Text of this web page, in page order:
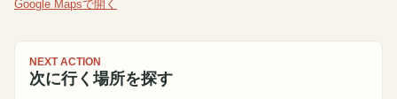
Google Mapsで開く
NEXT ACTION
次に行く場所を探す